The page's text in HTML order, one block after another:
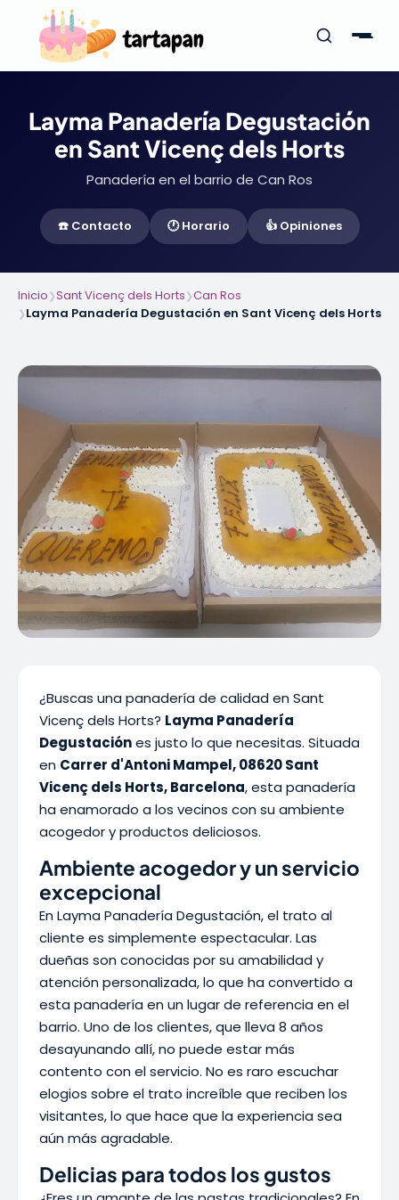
Layma Panadería Degustación
en Sant Vicenç dels Horts
Panadería en el barrio de Can Ros
☎️ Contacto 🕐 Horario 👍 Opiniones
Inicio❯Sant Vicenç dels Horts❯Can Ros
❯Layma Panadería Degustación en Sant Vicenç dels Horts
¿Buscas una panadería de calidad en Sant
Vicenç dels Horts? Layma Panadería
Degustaciónes justo lo que necesitas. Situada
en Carrer d'Antoni Mampel, 08620 Sant
Vicenç dels Horts, Barcelona, esta panadería
ha enamorado a los vecinos con su ambiente
acogedor y productos deliciosos.
Ambiente acogedor y un servicio
excepcional
En Layma Panadería Degustación, el trato al
cliente es simplemente espectacular. Las
dueñas son conocidas por su amabilidad y
atención personalizada, lo que ha convertido a
esta panadería en un lugar de referencia en el
barrio. Uno de los clientes, que lleva 8 años
desayunando allí, no puede estar más
contento con el servicio. No es raro escuchar
elogios sobre el trato increíble que reciben los
visitantes, lo que hace que la experiencia sea
aún más agradable.
Delicias para todos los gustos